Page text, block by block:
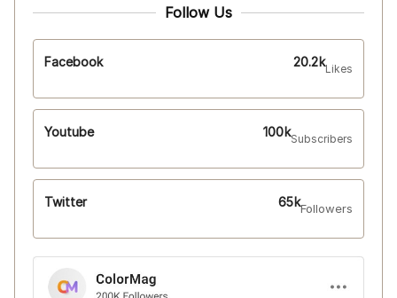
Follow Us
Facebook 20.2kLikes
Youtube 100kSubscribers
Twitter 65kFollowers